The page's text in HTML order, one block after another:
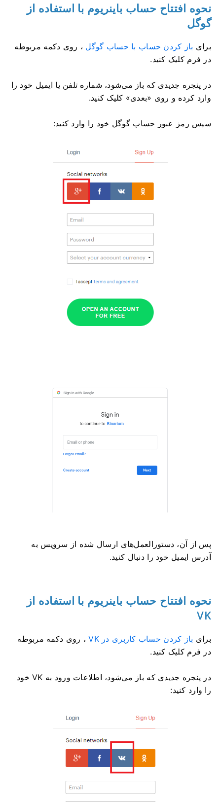
نحوه افتتاح حساب باینریوم با استفاده از
گوگل
برای باز کردن حساب با حساب گوگل ، روی دکمه مربوطه
در فرم کلیک کنید.
در پنجره جدیدی که باز می‌شود، شماره تلفن یا ایمیل خود را
وارد کرده و روی «بعدی» کلیک کنید.
سپس رمز عبور حساب گوگل خود را وارد کنید:
پس از آن، دستورالعمل‌های ارسال شده از سرویس به
آدرس ایمیل خود را دنبال کنید.
نحوه افتتاح حساب باینریوم با استفاده از
VK
برای باز کردن حساب کاربری در VK
، روی دکمه مربوطه
در فرم کلیک کنید.
در پنجره جدیدی که باز می‌شود، اطلاعات ورود به VK خود
را وارد کنید: